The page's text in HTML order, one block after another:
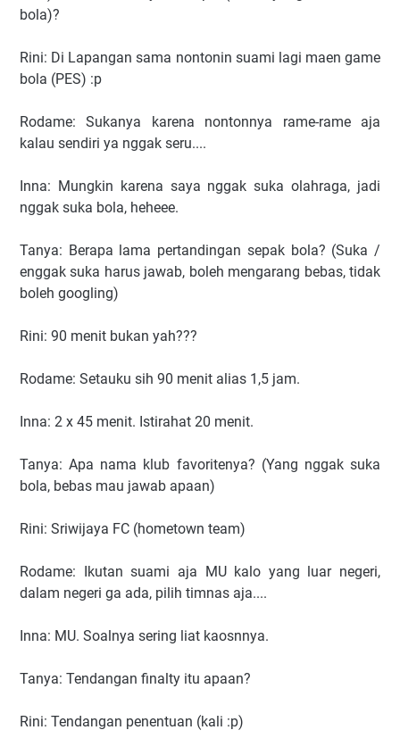
bola)?
Rini: Di Lapangan sama nontonin suami lagi maen game
bola (PES) :p
Rodame: Sukanya karena nontonnya rame-rame aja
kalau sendiri ya nggak seru....
Inna: Mungkin karena saya nggak suka olahraga, jadi
nggak suka bola, heheee.
Tanya: Berapa lama pertandingan sepak bola? (Suka /
enggak suka harus jawab, boleh mengarang bebas, tidak
boleh googling)
Rini: 90 menit bukan yah???
Rodame: Setauku sih 90 menit alias 1,5 jam.
Inna: 2 x 45 menit. Istirahat 20 menit.
Tanya: Apa nama klub favoritenya? (Yang nggak suka
bola, bebas mau jawab apaan)
Rini: Sriwijaya FC (hometown team)
Rodame: Ikutan suami aja MU kalo yang luar negeri,
dalam negeri ga ada, pilih timnas aja....
Inna: MU. Soalnya sering liat kaosnnya.
Tanya: Tendangan finalty itu apaan?
Rini: Tendangan penentuan (kali :p)